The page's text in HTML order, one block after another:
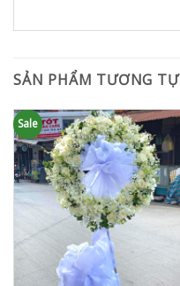
SẢN PHẨM TƯƠNG TỰ
Sale